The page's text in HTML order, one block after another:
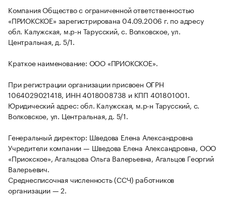
Компания Общество с ограниченной ответственностью
«ПРИОКСКОЕ» зарегистрирована 04.09.2006 г. по адресу
обл. Калужская, м.р-н Тарусский, с. Волковское, ул.
Центральная, д. 5/1.
Краткое наименование: ООО «ПРИОКСКОЕ».
При регистрации организации присвоен ОГРН
1064029021418, ИНН 4018008738 и КПП 401801001.
Юридический адрес: обл. Калужская, м.р-н Тарусский, с.
Волковское, ул. Центральная, д. 5/1.
Генеральный директор: Шведова Елена Александровна
Учредители компании — Шведова Елена Александровна, ООО
«Приокское», Агальцова Ольга Валерьевна, Агальцов Георгий
Валерьевич.
Среднесписочная численность (ССЧ) работников
организации — 2.